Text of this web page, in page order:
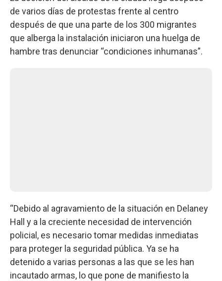
de varios días de protestas frente al centro
después de que una parte de los 300 migrantes
que alberga la instalación iniciaron una huelga de
hambre tras denunciar “condiciones inhumanas”.
“Debido al agravamiento de la situación en Delaney
Hall y a la creciente necesidad de intervención
policial, es necesario tomar medidas inmediatas
para proteger la seguridad pública. Ya se ha
detenido a varias personas a las que se les han
incautado armas, lo que pone de manifiesto la